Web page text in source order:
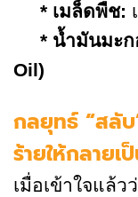
* เมล็ดพืช:
* น้ำมันมะก
Oil)
กลยุทธ์ “สลับ
ร้ายให้กลายเ
เมื่อเข้าใจแล้ว